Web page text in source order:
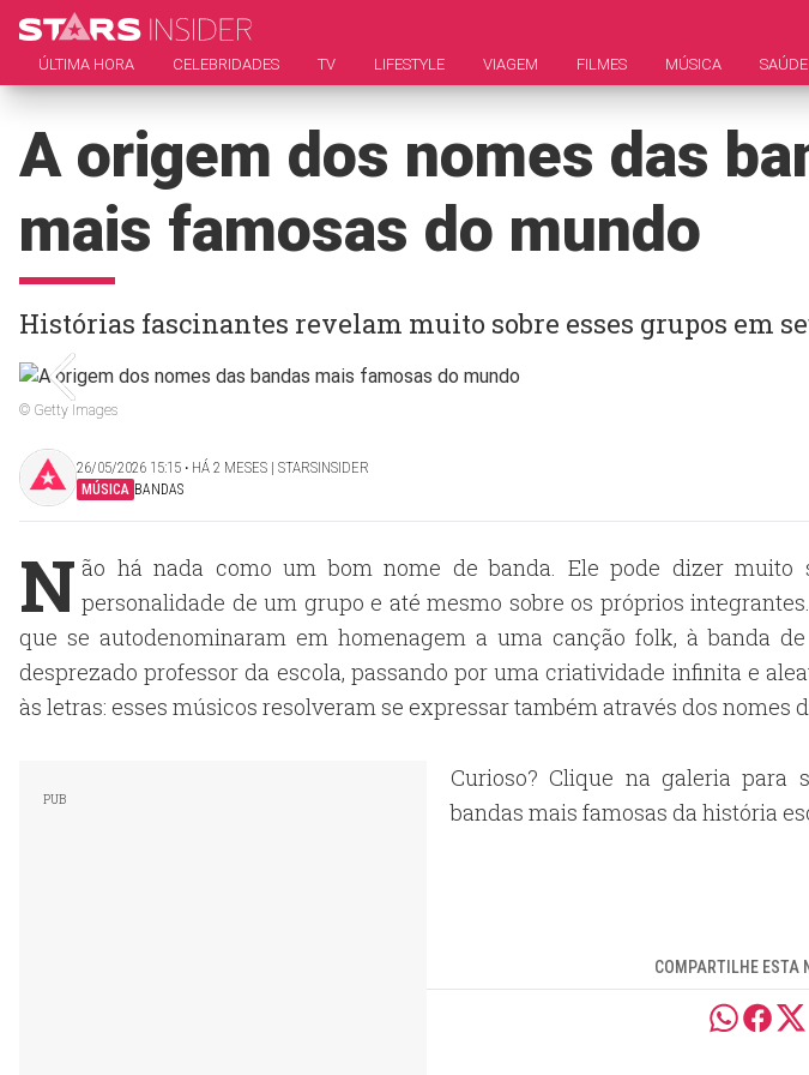
ÚLTIMA HORA CELEBRIDADES TV LIFESTYLE VIAGEM FILMES MÚSICA SAÚDE
A origem dos nomes das
mais famosas do mundo
Histórias fascinantes revelam muito sobre esses grupos em
© Getty Images
26/05/2026 15:15 ‧ HÁ 2 MESES | STARSINSIDER
MÚSICA BANDAS
N ão há nada como um bom nome de banda. Ele pode dizer muito
personalidade de um grupo e até mesmo sobre os próprios
que se autodenominaram em homenagem a uma canção folk, à banda
desprezado professor da escola, passando por uma criatividade infinita e
às letras: esses músicos resolveram se expressar também através dos nomes
Curioso? Clique na galeria para
bandas mais famosas da história
COMPARTILHE ESTA